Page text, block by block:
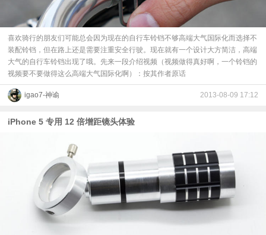
喜欢骑行的朋友们可能总会因为现在的自行车铃铛不够高端大气国际化而选择不
装配铃铛，但在路上还是需要注重安全行驶。现在就有一个设计大方简洁，高端
大气的自行车铃铛出现了哦。先来一段介绍视频（视频做得真好啊，一个铃铛的
视频要不要做得这么高端大气国际化啊）：按其作者原话
igao7-神谕 2013-08-09 17:12
iPhone 5 专用 12 倍增距镜头体验